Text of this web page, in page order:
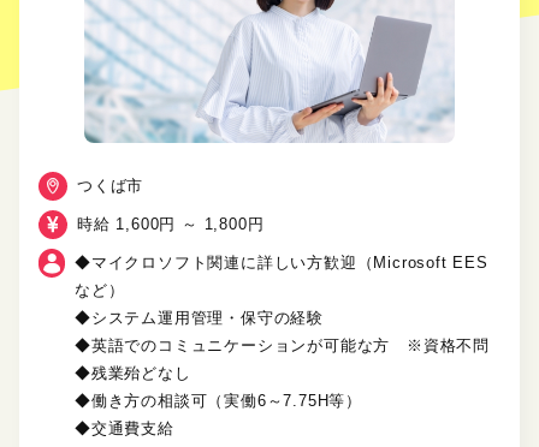
つくば市
時給 1,600円 ～ 1,800円
◆マイクロソフト関連に詳しい方歓迎（Microsoft EES
など）
◆システム運用管理・保守の経験
◆英語でのコミュニケーションが可能な方 ※資格不問
◆残業殆どなし
◆働き方の相談可（実働6～7.75H等）
◆交通費支給